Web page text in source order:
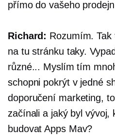
přímo do vašeho
Richard: Rozumím.
na tu stránku taky.
různé... Myslím tím
schopni pokrýt v jedné
doporučení marketing,
začínali a jaký byl vývoj,
budovat Apps Mav?